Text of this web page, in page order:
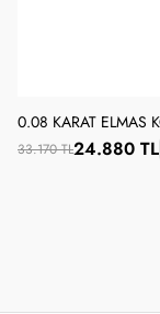
0.08 KARAT ELMAS
33.170 TL24.880 TL